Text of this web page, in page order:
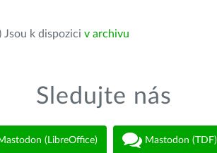
k dispozici v archivu
Sledujte nás
(LibreOffice) Mastodon (TDF)